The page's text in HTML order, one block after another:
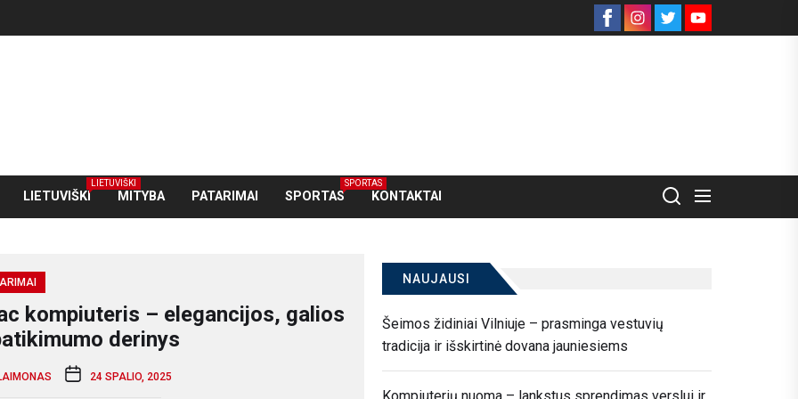
Facebook
InstagramTwitterYoutube
LIETUVIŠKI
LIETUVIŠKI
MITYBA PATARIMAI SPORTAS
SPORTAS
KONTAKTAI
kompiuteris – elegancijos, galios
derinys
24 SPALIO, 2025
NAUJAUSI
Šeimos židiniai Vilniuje – prasminga vestuvių
tradicija ir išskirtinė dovana jauniesiems